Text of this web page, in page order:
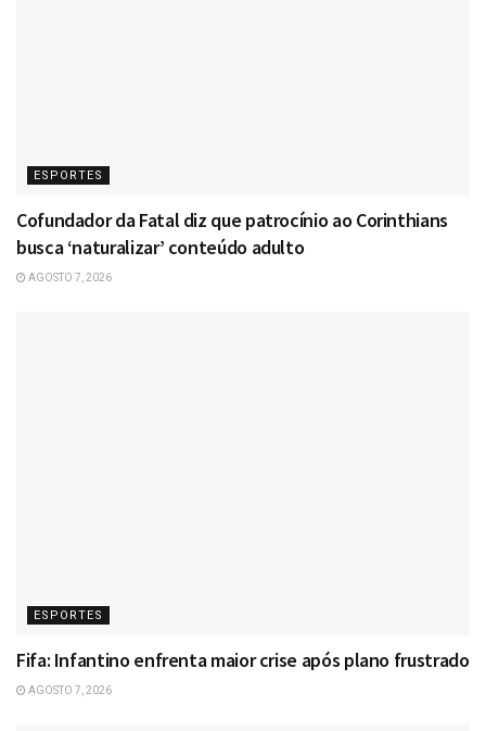
ESPORTES
Cofundador da Fatal diz que patrocínio ao Corinthians
busca ‘naturalizar’ conteúdo adulto
AGOSTO 7, 2026
ESPORTES
Fifa: Infantino enfrenta maior crise após plano frustrado
AGOSTO 7, 2026